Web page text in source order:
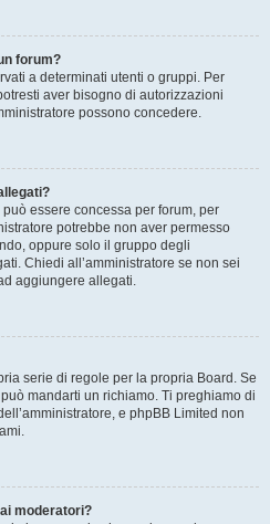
forum?
a determinati utenti o gruppi. Per
aver bisogno di autorizzazioni
possono concedere.
essere concessa per forum, per
potrebbe non aver permesso
oppure solo il gruppo degli
Chiedi all’amministratore se non sei
aggiungere allegati.
serie di regole per la propria Board. Se
mandarti un richiamo. Ti preghiamo di
e phpBB Limited non
moderatori?